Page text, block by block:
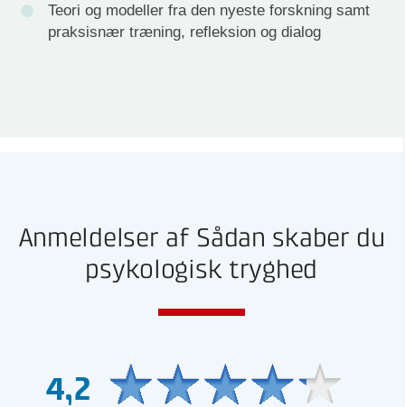
Teori og modeller fra den nyeste forskning samt
praksisnær træning, refleksion og dialog
Anmeldelser af Sådan skaber du
psykologisk tryghed
4,2